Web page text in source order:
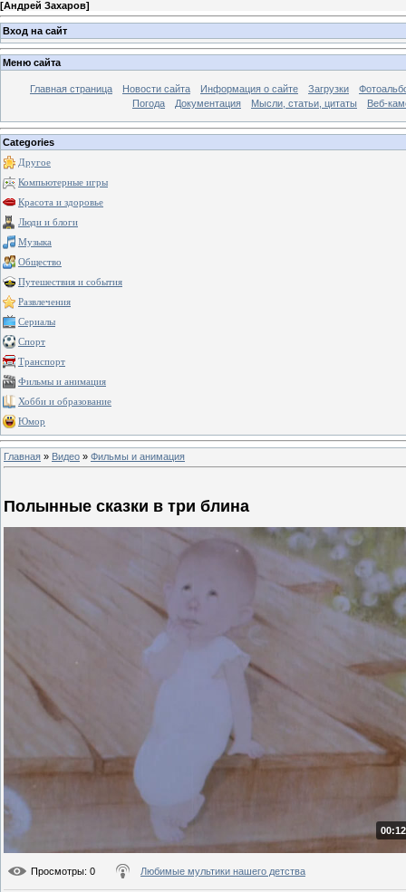
[Андрей Захаров]
Вход на сайт
Меню сайта
Главная страница Новости сайта Информация о сайте Загрузки
Погода
Документация Мысли, статьи, цитаты Веб-
Categories
Другое
Компьютерные игры
Красота и здоровье
Люди и блоги
Музыка
Общество
Путешествия и события
Развлечения
Сериалы
Спорт
Транспорт
Фильмы и анимация
Хобби и образование
Юмор
Главная » Видео » Фильмы и анимация
Полынные сказки в три блина
Просмотры: 0 Любимые мультики нашего детства